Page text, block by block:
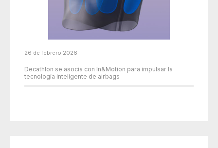
26 de febrero 2026
Decathlon se asocia con In&Motion para impulsar la
tecnología inteligente de airbags